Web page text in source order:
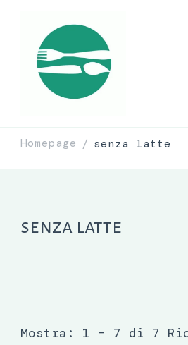
Homepage / senza latte
senza latte
Mostra: 1 – 7 di 7